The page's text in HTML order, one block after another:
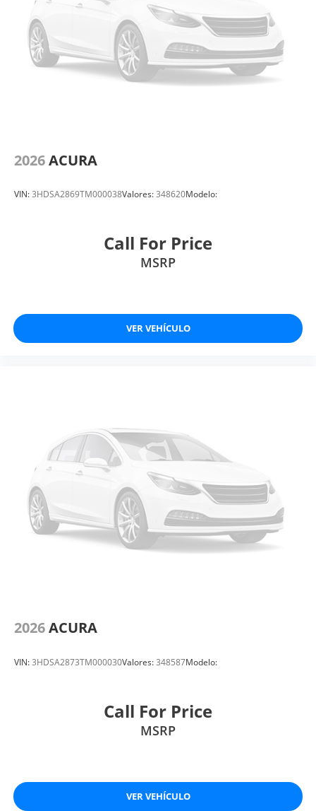
2026ACURA
VIN:3HDSA2869TM000038Valores:348620Modelo:
Call For Price
MSRP
VER VEHÍCULO
2026ACURA
VIN:3HDSA2873TM000030Valores:348587Modelo:
Call For Price
MSRP
VER VEHÍCULO